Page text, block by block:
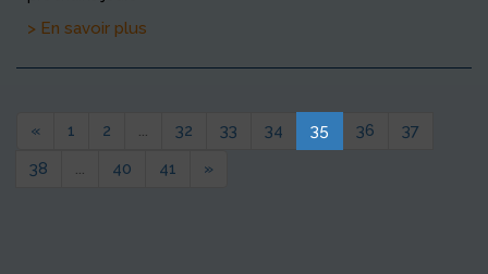
> En savoir plus
« 1 2 ... 32 33 34 35 36
37
38
... 40 41 »